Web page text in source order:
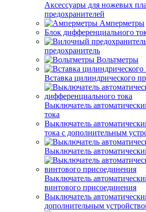
Аксессуары для ножевых
предохранителей
Амперметры
Блок дифференциального
предохранитель
Вольтметры
Вставка цилиндрического
Выключатель
тока
Выключатель
тока с дополнительным
Выключатель
Выключатель
винтового присоединения
Выключатель
дополнительным